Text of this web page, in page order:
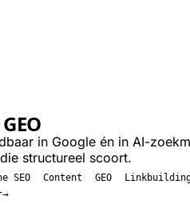
in Google én in AI-
structureel scoort.
SEO Content GEO